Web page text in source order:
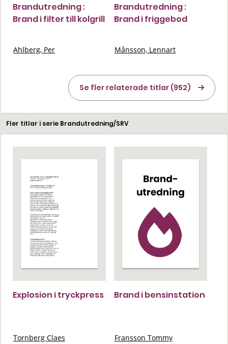
Brandutredning :
Brand i filter till kolgrill
Ahlberg, Per
Brandutredning :
Brand i friggebod
Månsson, Lennart
Se fler relaterade titlar (952)
Fler titlar i serie Brandutredning/SRV
Explosion i tryckpress
Tornberg Claes
Brand i bensinstation
Fransson Tommy